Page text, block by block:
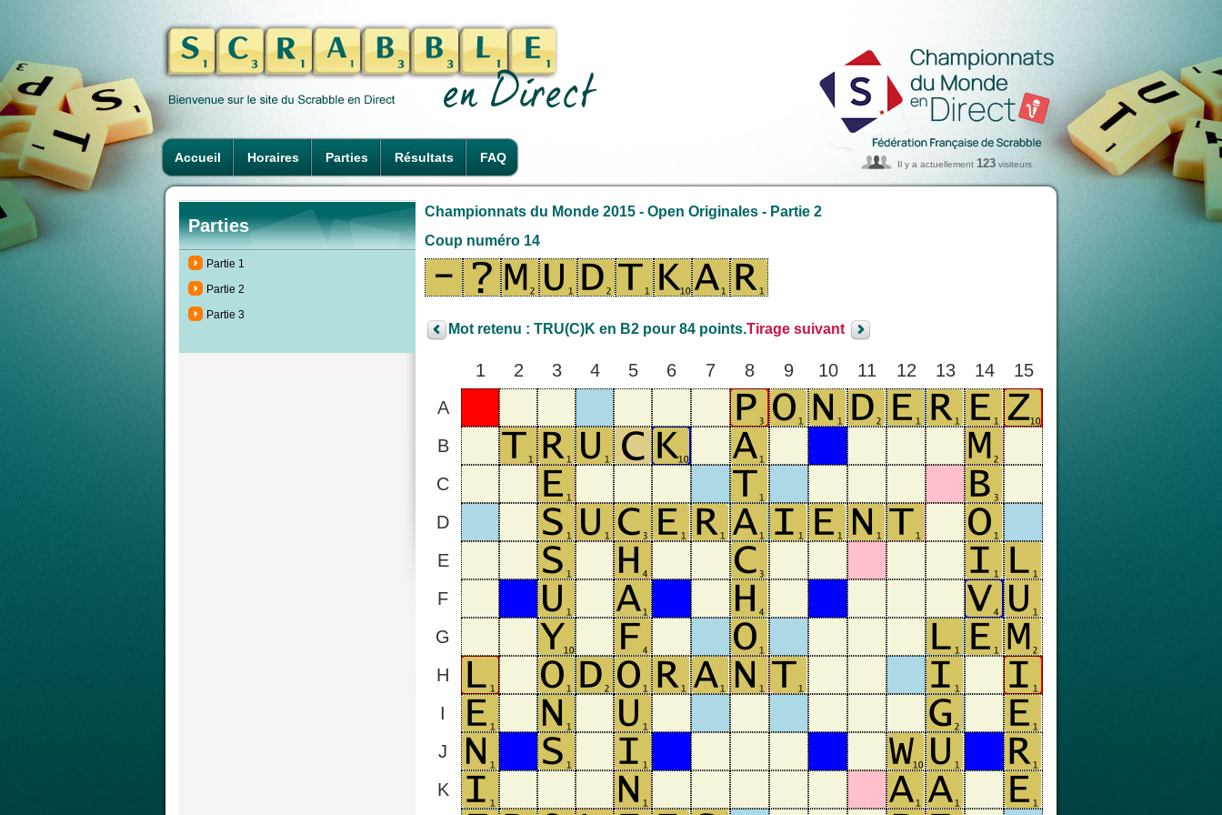
Accueil Horaires Parties Résultats FAQ Il y a actuellement 123 visiteurs
Parties
Partie 1
Partie 2
Partie 3
Championnats du Monde 2015 - Open Originales - Partie 2
Coup numéro 14
Mot retenu : TRU(C)K en B2 pour 84 points.Tirage suivant
1 2 3 4 5 6 7 8 9 10 11 12 13 14
15
A
B
C
D
E
F
G
H
I
J
K